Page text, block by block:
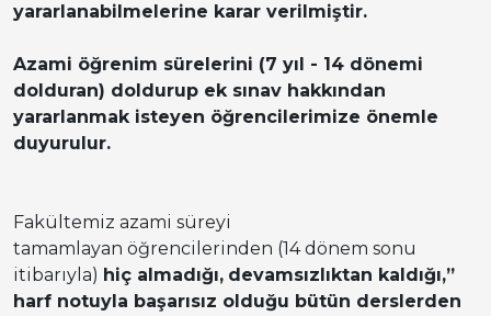
yararlanabilmelerine karar verilmiştir.
Azami öğrenim sürelerini (7 yıl - 14 dönemi
dolduran) doldurup ek sınav hakkından
yararlanmak isteyen öğrencilerimize önemle
duyurulur.
Fakültemiz azami süreyi
tamamlayan öğrencilerinden (14 dönem sonu
itibarıyla) hiç almadığı, devamsızlıktan kaldığı,”
harf notuyla başarısız olduğu bütün derslerden